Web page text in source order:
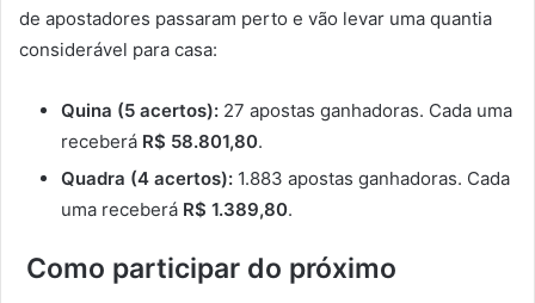
de apostadores passaram perto e vão levar uma quantia
considerável para casa:
Quina (5 acertos): 27 apostas ganhadoras. Cada uma
receberá R$ 58.801,80.
Quadra (4 acertos): 1.883 apostas ganhadoras. Cada
uma receberá R$ 1.389,80.
Como participar do próximo